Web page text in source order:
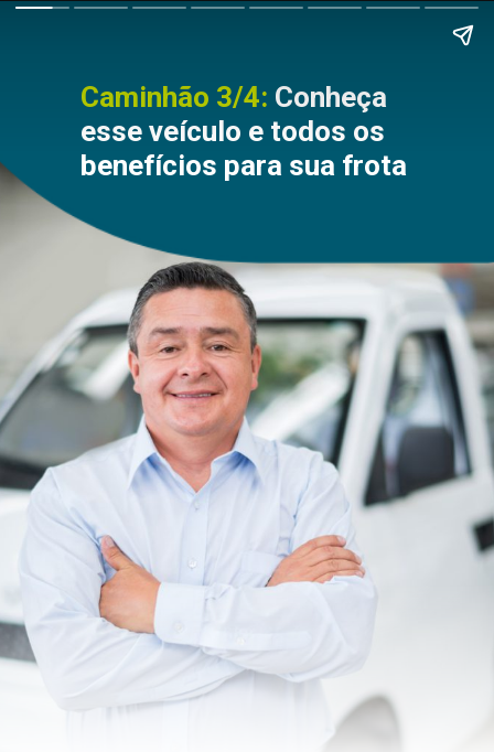
Caminhão 3/4: Conheça
esse veículo e todos os
benefícios para sua frota